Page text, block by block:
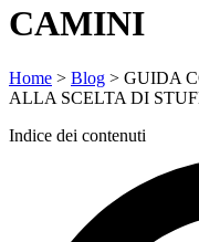
CAMINI
Home > Blog > GUIDA
ALLA SCELTA DI
Indice dei contenuti